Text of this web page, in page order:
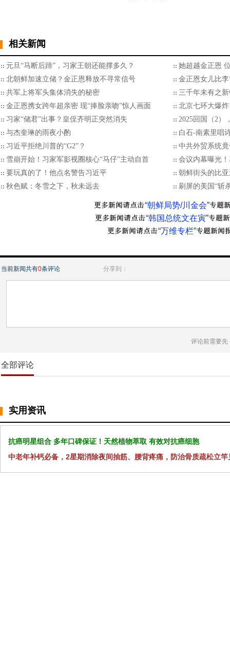
相关新闻
元旦“马断后蹄”，习家王朝还能撑多久？
她超越金正恩
北朝鲜加速立储？金正恩释放不寻常信号
金正恩女儿比
共军上将军头集体消失的秘密
三千年未有之
金正恩携女跨年超亲密 现“捧脸亲吻”惊人画面
北京七环大爆
习家“储君”出事？皇侄齐明正突然消失
2025回国（2）
与杰奎琳的雨夜小酌
白石-南素里唱
习近平拒绝川普的“G2”？
中共外贸系统
雪崩开始！习家军影视圈核心“马仔”主动自首
会议内幕曝光
要玩真的了！他点名警告习近平
朝鲜街头的比
秋色赋：冬雪之下，秋未远去
刷屏的美国“斩
“朝鲜局势/川金会”
“韩国总统文在寅”
“万维专栏”
当前新闻共有0条评论 分享到：
评论前需要先
全部评论
实用资讯
抗癌明星组合 多年口碑保证！天然植物萃取 有效对抗癌细胞
中老年补钙必备，2星期消除夜间抽筋、腰背疼痛，防治骨质疏松立竿